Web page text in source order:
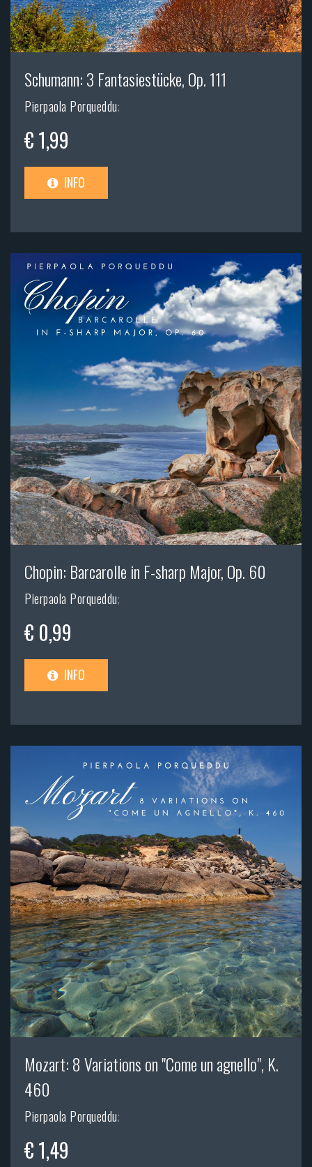
Schumann: 3 Fantasiestücke, Op. 111
Pierpaola Porqueddu;
€ 1,99
INFO
Chopin: Barcarolle in F-sharp Major, Op. 60
Pierpaola Porqueddu;
€ 0,99
INFO
Mozart: 8 Variations on "Come un agnello", K.
460
Pierpaola Porqueddu;
€ 1,49